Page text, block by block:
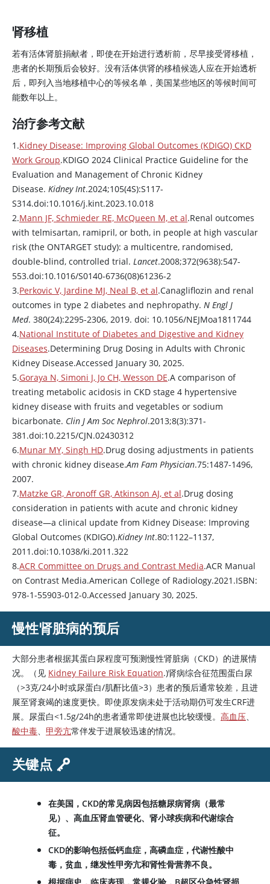
肾移植
若有活体肾脏捐献者，即使在开始进行透析前，尽早接受肾移植，
患者的长期预后会较好。没有活体供肾的移植候选人应在开始透析
后，即列入当地移植中心的等候名单，美国某些地区的等候时间可
能数年以上。
治疗参考文献
1.Kidney Disease: Improving Global Outcomes (KDIGO) CKD
Work Group.KDIGO 2024 Clinical Practice Guideline for the
Evaluation and Management of Chronic Kidney
Disease. Kidney Int.2024;105(4S):S117-
S314.doi:10.1016/j.kint.2023.10.018
2.Mann JF, Schmieder RE, McQueen M, et al.Renal outcomes
with telmisartan, ramipril, or both, in people at high vascular
risk (the ONTARGET study): a multicentre, randomised,
double-blind, controlled trial. Lancet.2008;372(9638):547-
553.doi:10.1016/S0140-6736(08)61236-2
3.Perkovic V, Jardine MJ, Neal B, et al.Canagliflozin and renal
outcomes in type 2 diabetes and nephropathy. N Engl J
Med. 380(24):2295-2306, 2019. doi: 10.1056/NEJMoa1811744
4.National Institute of Diabetes and Digestive and Kidney
Diseases.Determining Drug Dosing in Adults with Chronic
Kidney Disease.Accessed January 30, 2025.
5.Goraya N, Simoni J, Jo CH, Wesson DE.A comparison of
treating metabolic acidosis in CKD stage 4 hypertensive
kidney disease with fruits and vegetables or sodium
bicarbonate. Clin J Am Soc Nephrol.2013;8(3):371-
381.doi:10.2215/CJN.02430312
6.Munar MY, Singh HD.Drug dosing adjustments in patients
with chronic kidney disease.Am Fam Physician.75:1487-1496,
2007.
7.Matzke GR, Aronoff GR, Atkinson AJ, et al.Drug dosing
consideration in patients with acute and chronic kidney
disease—a clinical update from Kidney Disease: Improving
Global Outcomes (KDIGO).Kidney Int.80:1122–1137,
2011.doi:10.1038/ki.2011.322
8.ACR Committee on Drugs and Contrast Media.ACR Manual
on Contrast Media.American College of Radiology.2021.ISBN:
978-1-55903-012-0.Accessed January 30, 2025.
慢性肾脏病的预后
大部分患者根据其蛋白尿程度可预测慢性肾脏病（CKD）的进展情
况。（见 Kidney Failure Risk Equation.)肾病综合征范围蛋白尿
（>3克/24小时或尿蛋白/肌酐比值>3）患者的预后通常较差，且进
展至肾衰竭的速度更快。即使原发病未处于活动期仍可发生CRF进
展。尿蛋白<1.5g/24h的患者通常即使进展也比较缓慢。 高血压、
酸中毒、 甲旁亢常伴发于进展较迅速的情况。
关键点
在美国，CKD的常见病因包括糖尿病肾病（最常
见）、高血压肾血管硬化、肾小球疾病和代谢综合
征。
CKD的影响包括低钙血症，高磷血症，代谢性酸中
毒，贫血，继发性甲旁亢和肾性骨营养不良。